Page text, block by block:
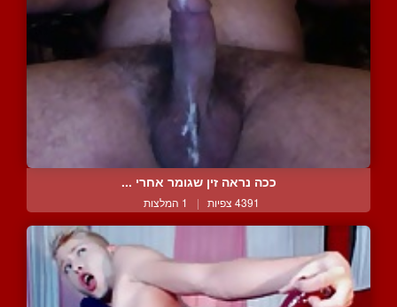
ככה נראה זין שגומר אחרי ...
4391 צפיות | 1 המלצות